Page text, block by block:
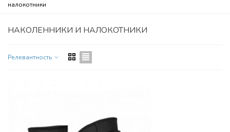
налокотники
НАКОЛЕННИКИ И НАЛОКОТНИКИ
Релевантность